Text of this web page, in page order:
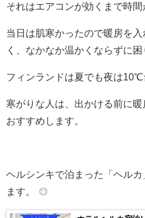
それはエアコンが効くまで時間
当日は肌寒かったので暖房を
く、なかなか温かくならずに困
フィンランドは夏でも夜は10℃
寒がりな人は、出かける前に
おすすめします。
ヘルシンキで泊まった「ヘル
ます。